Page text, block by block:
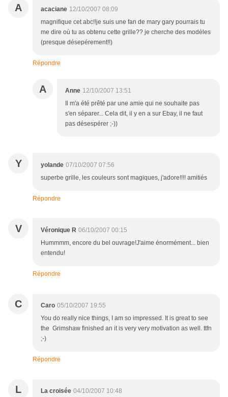
A acaciane 12/10/2007 08:09
magnifique cet abc!!je suis une fan de mary gary pourrais tu
me dire où tu as obtenu cette grille?? je cherche des modèles
(presque désepérement!!)
Répondre
A Anne 12/10/2007 13:51
Il m'a été prêté par une amie qui ne souhaite pas
s'en séparer... Cela dit, il y en a sur Ebay, il ne faut
pas désespérer ;-))
Y yolande 07/10/2007 07:56
superbe grille, les couleurs sont magiques, j'adore!!!! amitiés
Répondre
V Véronique R 06/10/2007 00:15
Hummmm, encore du bel ouvrage!J'aime énormément... bien
entendu!
Répondre
C Caro 05/10/2007 19:55
You do really nice things, I am so impressed. It is great to see
the Grimshaw finished an it is very very motivation as well. ttfn
;-)
Répondre
L La croisée 04/10/2007 10:48